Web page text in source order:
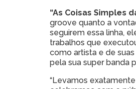
“As Coisas Simples
groove quanto a
seguirem essa linha,
trabalhos que
como artista e de
pela sua super banda
“Levamos